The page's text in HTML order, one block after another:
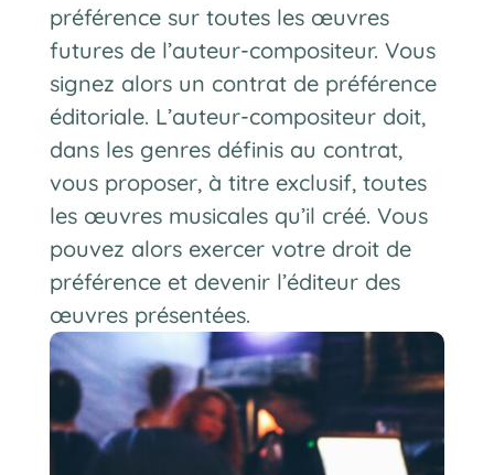
préférence sur toutes les œuvres
futures de l’auteur-compositeur. Vous
signez alors un contrat de préférence
éditoriale. L’auteur-compositeur doit,
dans les genres définis au contrat,
vous proposer, à titre exclusif, toutes
les œuvres musicales qu’il créé. Vous
pouvez alors exercer votre droit de
préférence et devenir l’éditeur des
œuvres présentées.